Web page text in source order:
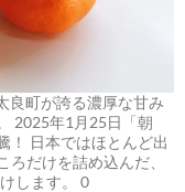
良町が誇る濃厚な甘み
2025年1月25日「朝
！ 日本ではほとんど出
だけを詰め込んだ、
します。 0